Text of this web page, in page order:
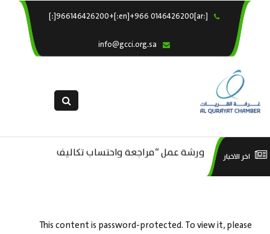
[:ar]966146426200+[:en]+966 0146426200[:] ×
خدماتنا
التقديم الالكترونى
اخر الاخبار ورشة عمل : العمـــــل الحـــــر
This content is password-protected. To view it, please